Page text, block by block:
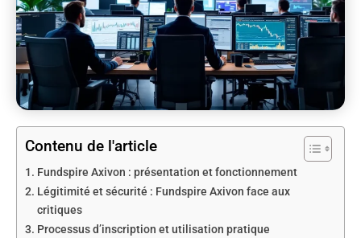
Contenu de l'article
Fundspire Axivon : présentation et fonctionnement
Légitimité et sécurité : Fundspire Axivon face aux
critiques
Processus d’inscription et utilisation pratique